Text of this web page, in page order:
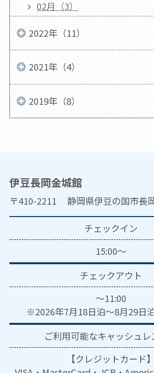
02月（3）
2022年（11）
2021年（4）
2019年（8）
伊豆長岡金城館
〒410-2211 静岡県伊豆の国市長
チェックイン
15:00～
チェックアウト
～11:00
※2026年7月18日泊～8月29日
ご利用可能なキャッシュレ
【クレジットカード】